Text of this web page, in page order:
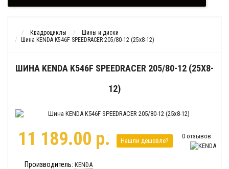
Квадроциклы
Шины и диски
Шина KENDA K546F SPEEDRACER 205/80-12 (25x8-12)
ШИНА KENDA K546F SPEEDRACER 205/80-12 (25X8-
12)
0 отзывов
11 189.00 р. Нашли дешевле?
Производитель: KENDA